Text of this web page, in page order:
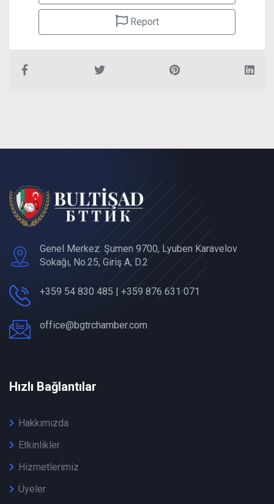
Report
Genel Merkez: Şumen 9700, Lyuben Karavelov
Sokağı, No.25, Giriş A, D.2
+359 54 830 485 | +359 876 631 071
office@bgtrchamber.com
Hızlı Bağlantılar
Hakkımızda
Etkinlikler
Hizmetlerimiz
Üyeler